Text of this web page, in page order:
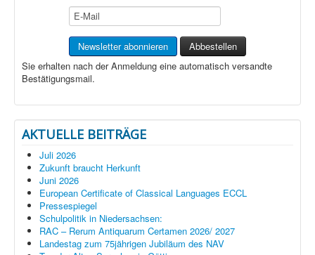
Sie erhalten nach der Anmeldung eine automatisch versandte
Bestätigungsmail.
AKTUELLE BEITRÄGE
Juli 2026
Zukunft braucht Herkunft
Juni 2026
European Certificate of Classical Languages ECCL
Pressespiegel
Schulpolitik in Niedersachsen:
RAC – Rerum Antiquarum Certamen 2026/ 2027
Landestag zum 75jährigen Jubiläum des NAV